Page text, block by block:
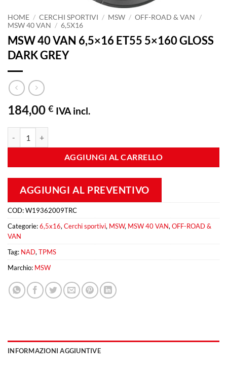
HOME / CERCHI SPORTIVI / MSW / OFF-ROAD & VAN
/
MSW 40 VAN / 6,5X16
MSW 40 VAN 6,5×16 ET55 5×160 GLOSS
DARK GREY
184,00 € IVA incl.
AGGIUNGI AL CARRELLO
AGGIUNGI AL PREVENTIVO
COD:W19362009TRC
Categorie:6,5x16,Cerchi sportivi, MSW, MSW 40 VAN,OFF-ROAD &
VAN
Tag: NAD,TPMS
Marchio: MSW
INFORMAZIONI AGGIUNTIVE